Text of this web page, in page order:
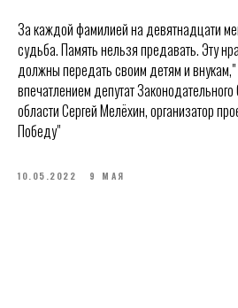
За каждой фамилией на девятнадцати
судьба. Память нельзя предавать. Эту
должны передать своим детям и
впечатлением депутат
области Сергей Мелёхин, организатор
Победу"
10.05.2022 9 МАЯ